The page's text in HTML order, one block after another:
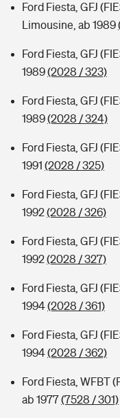
Ford Fiesta, GFJ
Limousine, ab 1989
Ford Fiesta, GFJ
1989(2028 / 323)
Ford Fiesta, GFJ
1989(2028 / 324)
Ford Fiesta, GFJ
1991 (2028 / 325)
Ford Fiesta, GFJ
1992(2028 / 326)
Ford Fiesta, GFJ
1992(2028 / 327)
Ford Fiesta, GFJ
1994(2028 / 361)
Ford Fiesta, GFJ
1994(2028 / 362)
Ford Fiesta, WFBT
ab 1977(7528 / 301)